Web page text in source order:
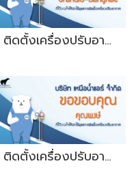
ติดตั้งเครื่องปรับอากาศ Grandio-Bangkae
ติดตั้งเครื่องปรับอากาศ คุณพงษ์